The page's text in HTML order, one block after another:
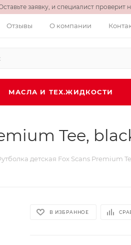
заявку, и специалист проверит
Отзывы О компании
МАСЛА И ТЕХ.ЖИДКОСТИ
Tee,
детская Fox Scans Premium
В ИЗБРАННОЕ